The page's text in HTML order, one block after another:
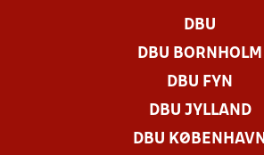
DBU
DBU BORNHOLM
DBU FYN
DBU JYLLAND
DBU KØBENHAVN